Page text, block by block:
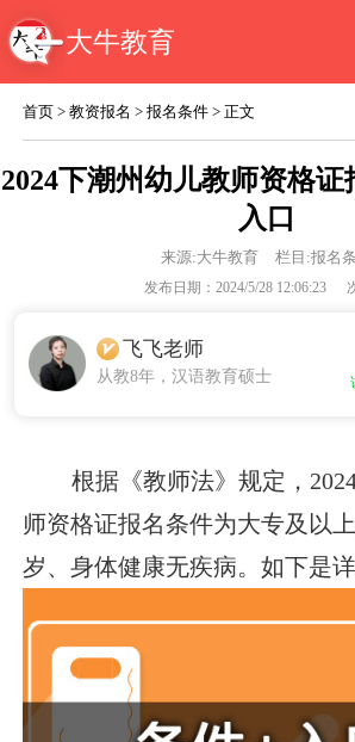
大牛教育
首页 >教资报名 >报名条件 > 正文
2024下潮州幼儿教师资格证
入口
来源:大牛教育 栏目:报名
发布日期：2024/5/28 12:06:23
飞飞老师
从教8年，汉语教育硕士
根据《教师法》规定，
师资格证报名条件为大专及以
岁、身体健康无疾病。如下是详